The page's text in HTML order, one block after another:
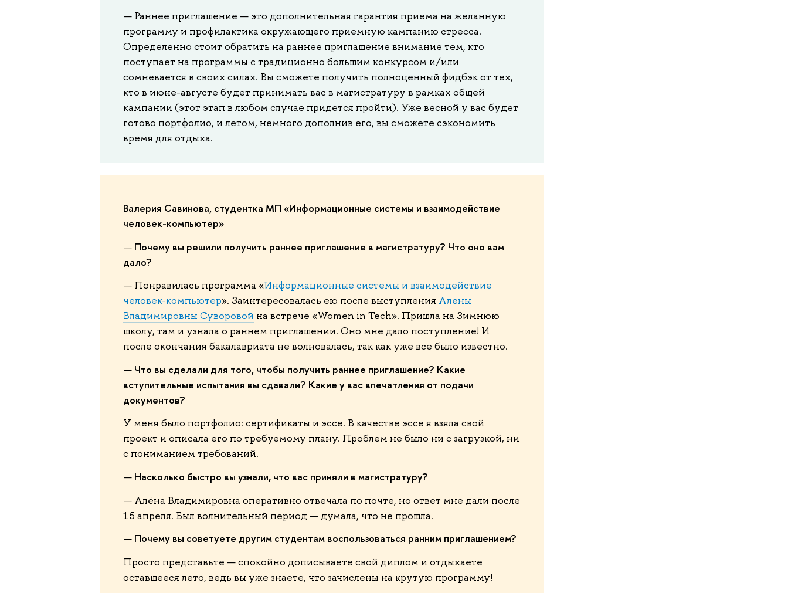
— Раннее приглашение — это дополнительная гарантия приема на желанную
программу и профилактика окружающего приемную кампанию стресса.
Определенно стоит обратить на раннее приглашение внимание тем, кто
поступает на программы с традиционно большим конкурсом и/или
сомневается в своих силах. Вы сможете получить полноценный фидбэк от тех,
кто в июне-августе будет принимать вас в магистратуру в рамках общей
кампании (этот этап в любом случае придется пройти). Уже весной у вас будет
готово портфолио, и летом, немного дополнив его, вы сможете сэкономить
время для отдыха.
Валерия Савинова, студентка МП «Информационные системы и взаимодействие
человек-компьютер»
— Почему вы решили получить раннее приглашение в магистратуру? Что оно вам
дало?
— Понравилась программа «Информационные системы и взаимодействие
человек-компьютер». Заинтересовалась ею после выступления Алёны
Владимировны Суворовой на встрече «Women in Tech». Пришла на Зимнюю
школу, там и узнала о раннем приглашении. Оно мне дало поступление! И
после окончания бакалавриата не волновалась, так как уже все было известно.
— Что вы сделали для того, чтобы получить раннее приглашение? Какие
вступительные испытания вы сдавали? Какие у вас впечатления от подачи
документов?
У меня было портфолио: сертификаты и эссе. В качестве эссе я взяла свой
проект и описала его по требуемому плану. Проблем не было ни с загрузкой, ни
с пониманием требований.
— Насколько быстро вы узнали, что вас приняли в магистратуру?
— Алёна Владимировна оперативно отвечала по почте, но ответ мне дали после
15 апреля. Был волнительный период — думала, что не прошла.
— Почему вы советуете другим студентам воспользоваться ранним приглашением?
Просто представьте — спокойно дописываете свой диплом и отдыхаете
оставшееся лето, ведь вы уже знаете, что зачислены на крутую программу!